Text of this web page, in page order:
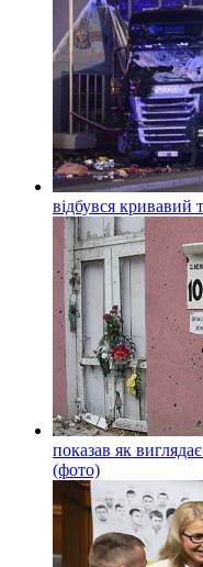
відбувся
показав як
(фото)